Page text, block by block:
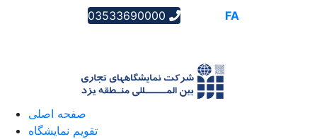
03533690000 FA
صفحه اصلی
تقویم نمایشگاه